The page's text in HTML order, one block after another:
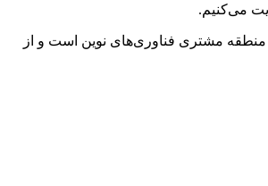
می‌کنیم.
منطقه مشتری فناوری‌های نوین است و از